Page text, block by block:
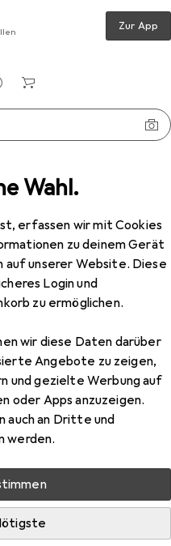
Wahl.
erfassen wir mit Cookies
zu deinem Gerät
auf unserer Website. Diese
Login und
zu ermöglichen.
wir diese Daten darüber
Angebote zu zeigen,
und gezielte Werbung auf
oder Apps anzuzeigen.
auch an Dritte und
werden.
Zur App
Zeitqualitäten
Workbook - Lebe im
den kosmischen
Feddersen, 2024
Astro-
Einklang mit
zum Produkt Maya-
mit den kosmischen
Buchfolie und